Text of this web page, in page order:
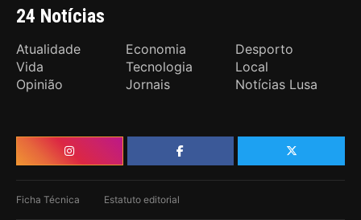
24 Notícias
Atualidade Economia
Desporto
Vida
Tecnologia
Local
Opinião
Jornais Notícias Lusa
Ficha Técnica Estatuto editorial